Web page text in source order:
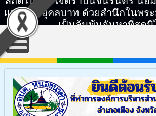
แทบพระยุคลบาท ด้วยสำนึกในพ
เป็นล้นพ้นอันหาที่สุดมิ